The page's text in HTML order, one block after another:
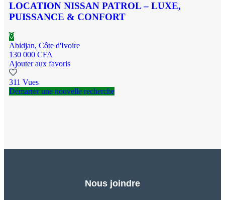
LOCATION NISSAN PATROL – LUXE,
PUISSANCE & CONFORT
Abidjan, Côte d'Ivoire
130 000 CFA
Ajouter aux favoris
311 Vues
Démarrer une nouvelle recherche
Nous joindre